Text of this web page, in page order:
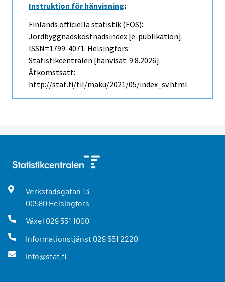
Instruktion för hänvisning:
Finlands officiella statistik (FOS):
Jordbyggnadskostnadsindex [e-publikation].
ISSN=1799-4071. Helsingfors:
Statistikcentralen [hänvisat: 9.8.2026].
Åtkomstsätt:
http://stat.fi/til/maku/2021/05/index_sv.html
Verkstadsgatan 13
00580 Helsingfors
Växel 029 551 1000
Informationstjänst 029 551 2220
info@stat.fi